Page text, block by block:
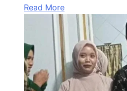
Read More